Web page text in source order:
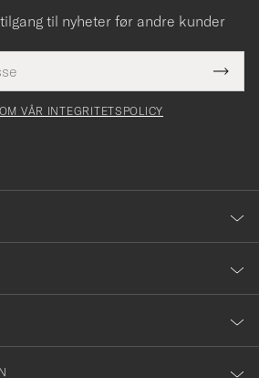
til nyheter før andre kunder
VÅR INTEGRITETSPOLICY